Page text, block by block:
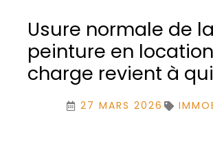
Usure normale de la
peinture en
charge revient à
27 MARS 2026